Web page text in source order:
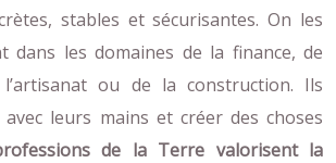
stables et sécurisantes. On les
dans les domaines de la finance, de
l’artisanat ou de la construction. Ils
leurs mains et créer des choses
de la Terre valorisent la